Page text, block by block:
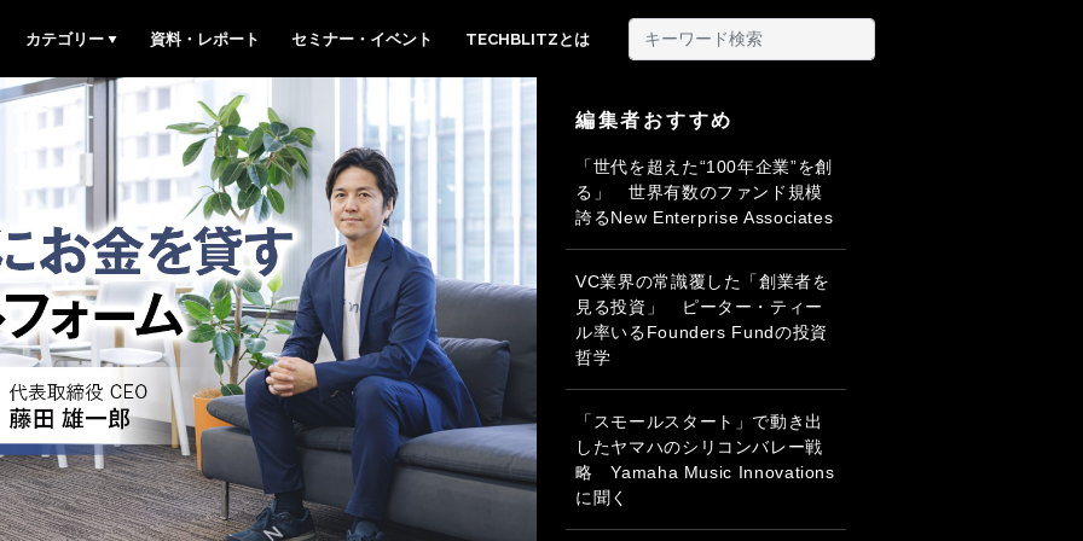
カテゴリー 資料・レポート セミナー・イベント TECHBLITZとは
編集者おすすめ
「世代を超えた“100年企業”を創
る」 世界有数のファンド規模
誇るNew Enterprise Associates
VC業界の常識覆した「創業者を
見る投資」 ピーター・ティー
ル率いるFounders Fundの投資
哲学
「スモールスタート」で動き出
したヤマハのシリコンバレー戦
略 Yamaha Music Innovations
に聞く